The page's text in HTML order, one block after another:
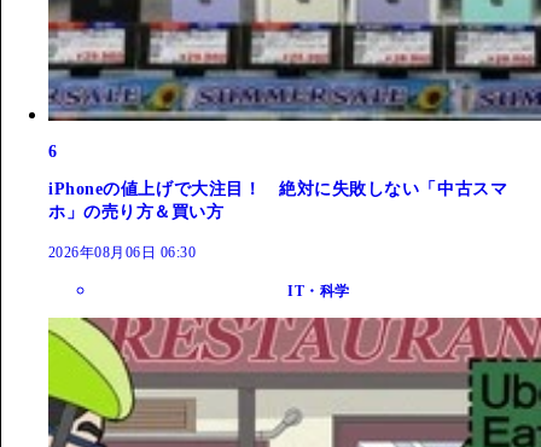
6
iPhoneの値上げで大注目！ 絶対に失敗しない「中古スマ
ホ」の売り方＆買い方
2026年08月06日 06:30
IT・科学